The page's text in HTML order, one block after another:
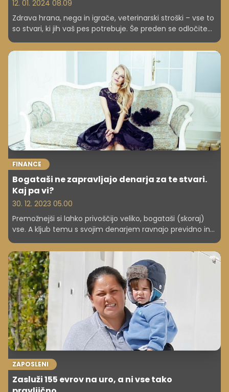
12. 01. 2024 08.09
Zdrava hrana, nega in igrače, veterinarski stroški – vse to
so stvari, ki jih vaš pes potrebuje. Še preden se odločite
za pasmo, bi bilo pamezno preverite, koliko vas bo stala
oskrba. Nekatere pasme psov so namreč dražje.
FINANCE
Bogataši ne zapravljajo denarja za te stvari.
Kaj pa vi?
30. 12. 2023 05.00
Premožnejši si lahko privoščijo veliko, bogataši (skoraj)
vse. A kljub temu s svojim denarjem ravnajo previdno in
ZAPOSLENI
Zasluži 155 evrov na uro, a ni vse tako